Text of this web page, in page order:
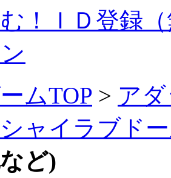
！ＩＤ登録
ムTOP > ア
ャイラブド
ど)